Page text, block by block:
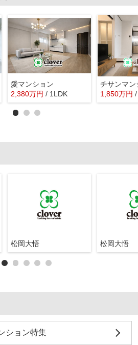
愛マンション
2,380万円 / 1LDK
チサンマン
1,850万円
松岡大悟 松岡大悟
ション特集